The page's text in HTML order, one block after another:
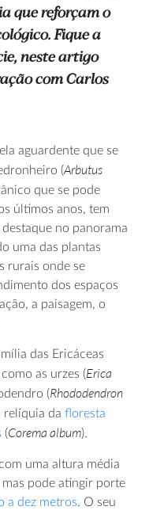
que reforçam o
Fique a
neste artigo
com Carlos
aguardente que se
(Arbutus
que se pode
últimos anos, tem
no panorama
uma das plantas
rurais onde se
dos espaços
a paisagem, o
das Ericáceas
as urzes (Erica
(Rhododendron
relíquia da floresta
(Corema album).
uma altura média
pode atingir porte
a dez metros. O seu